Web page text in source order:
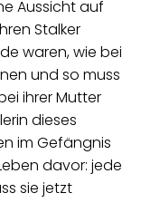
Aussicht auf
Stalker
waren, wie bei
und so muss
ihrer Mutter
dieses
im Gefängnis
davor: jede
sie jetzt